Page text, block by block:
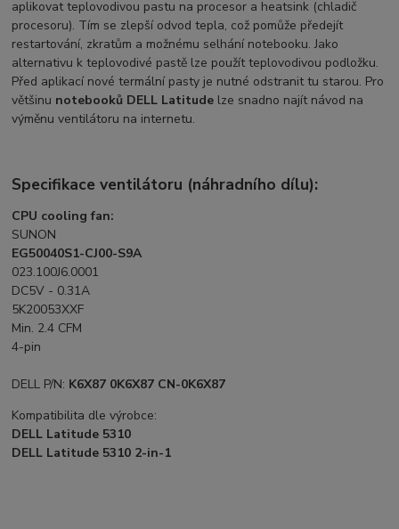
aplikovat teplovodivou pastu na procesor a heatsink (chladič
procesoru). Tím se zlepší odvod tepla, což pomůže předejít
restartování, zkratům a možnému selhání notebooku. Jako
alternativu k teplovodivé pastě lze použít teplovodivou podložku.
Před aplikací nové termální pasty je nutné odstranit tu starou. Pro
většinu notebooků DELL Latitude lze snadno najít návod na
výměnu ventilátoru na internetu.
Specifikace ventilátoru (náhradního dílu):
CPU cooling fan:
SUNON
EG50040S1-CJ00-S9A
023.100J6.0001
DC5V - 0.31A
5K20053XXF
Min. 2.4 CFM
4-pin
DELL P/N: K6X87 0K6X87 CN-0K6X87
Kompatibilita dle výrobce:
DELL Latitude 5310
DELL Latitude 5310 2-in-1